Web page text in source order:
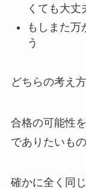
くても大丈
もしまた万
う
どちらの考え
合格の可能性
でありたいもの
確かに全く同